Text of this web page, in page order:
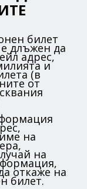
билет
длъжен да
адрес,
и
(в
от
на
на
откаже на
билет.